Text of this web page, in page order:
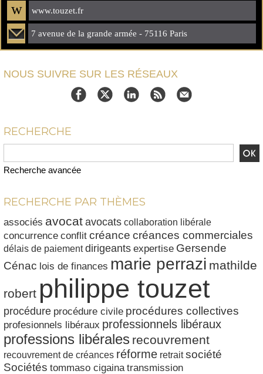
w www.touzet.fr
7 avenue de la grande armée - 75116 Paris
NOUS SUIVRE SUR LES RÉSEAUX
RECHERCHE
Recherche avancée
RECHERCHE PAR THÈMES
associés avocatavocats collaboration libérale
concurrence conflit créance créances commerciales
délais de paiement dirigeants expertise Gersende
Cénac lois de finances marie perrazi mathilde
robert philippe touzet
procédure procédure civile procédures collectives
profesionnels libéraux professionnels libéraux
professions libérales recouvrement
recouvrement de créances réforme retrait société
Sociétés tommaso cigaina transmission